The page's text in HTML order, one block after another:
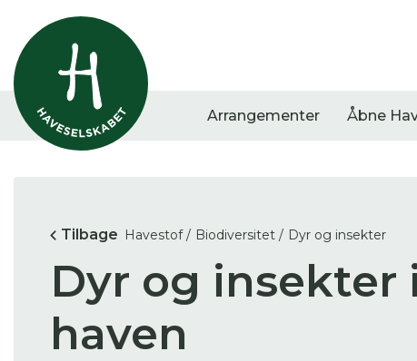
Arrangementer Åbne
Vis alle Havestof
Tilbage Havestof / Biodiversitet / Dyr og insekter
Dyr og insekter
haven